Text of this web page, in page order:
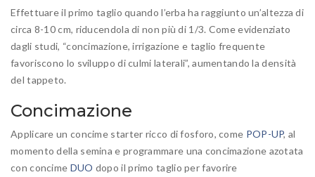
Effettuare il primo taglio quando l’erba ha raggiunto un’altezza di
circa 8-10 cm, riducendola di non più di 1/3. Come evidenziato
dagli studi, “concimazione, irrigazione e taglio frequente
favoriscono lo sviluppo di culmi laterali”, aumentando la densità
del tappeto.
Concimazione
Applicare un concime starter ricco di fosforo, come POP-UP, al
momento della semina e programmare una concimazione azotata
con concime DUO dopo il primo taglio per favorire